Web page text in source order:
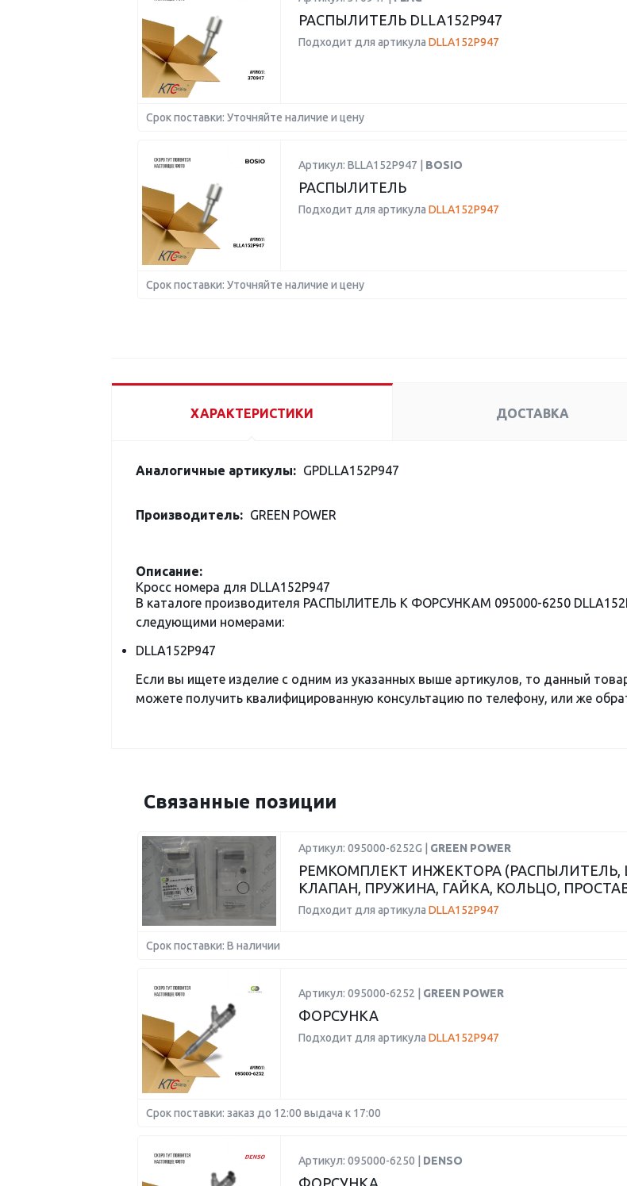
РАСПЫЛИТЕЛЬ DLLA152P947
Подходит для артикула DLLA152P947
Срок поставки: Уточняйте наличие и цену
Артикул: BLLA152P947 | BOSIO
РАСПЫЛИТЕЛЬ
Подходит для артикула DLLA152P947
Срок поставки: Уточняйте наличие и цену
ХАРАКТЕРИСТИКИ ДОСТАВКА
Аналогичные артикулы: GPDLLA152P947
Производитель: GREEN POWER
Описание:
Кросс номера для DLLA152P947
В каталоге производителя РАСПЫЛИТЕЛЬ К ФОРСУНКАМ 095000-6250
следующими номерами:
DLLA152P947
Если вы ищете изделие с одним из указанных выше артикулов, то данный
можете получить квалифицированную консультацию по телефону, или же
Связанные позиции
Артикул: 095000-6252G | GREEN POWER
РЕМКОМПЛЕКТ ИНЖЕКТОРА (РАСПЫЛИТЕЛЬ,
КЛАПАН, ПРУЖИНА, ГАЙКА, КОЛЬЦО,
Подходит для артикула DLLA152P947
Срок поставки: В наличии
Артикул: 095000-6252 | GREEN POWER
ФОРСУНКА
Подходит для артикула DLLA152P947
Срок поставки: заказ до 12:00 выдача к 17:00
Артикул: 095000-6250 | DENSO
ФОРСУНКА